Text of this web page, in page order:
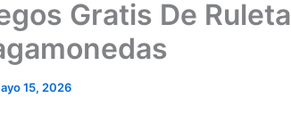
Gratis De
15, 2026